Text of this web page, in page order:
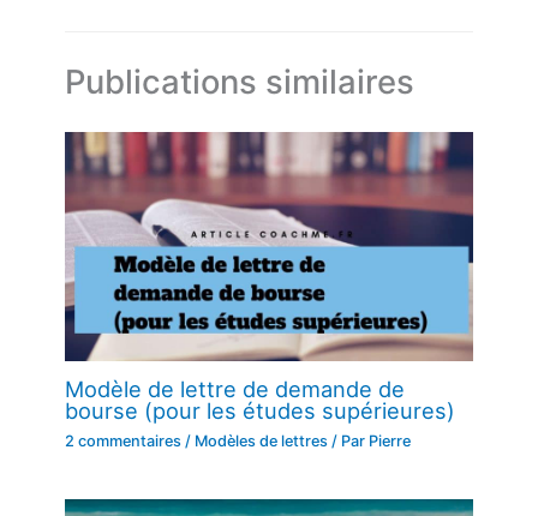
Publications similaires
Modèle de lettre de demande de
bourse (pour les études supérieures)
2 commentaires / Modèles de lettres / Par Pierre